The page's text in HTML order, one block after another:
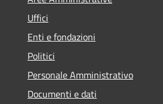
Uffici
Enti e fondazioni
Politici
Personale Amministrativo
Documenti e dati